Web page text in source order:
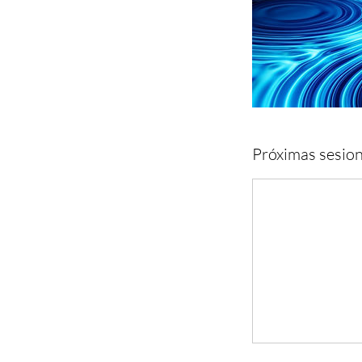
Próximas